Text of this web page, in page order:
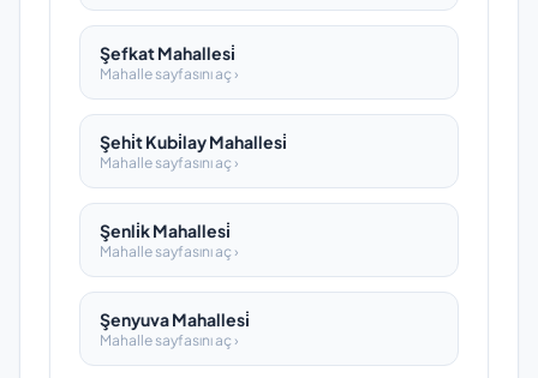
Şefkat Mahallesi̇
Mahalle sayfasını aç ›
Şehi̇t Kubi̇lay Mahallesi̇
Mahalle sayfasını aç ›
Şenli̇k Mahallesi̇
Mahalle sayfasını aç ›
Şenyuva Mahallesi̇
Mahalle sayfasını aç ›